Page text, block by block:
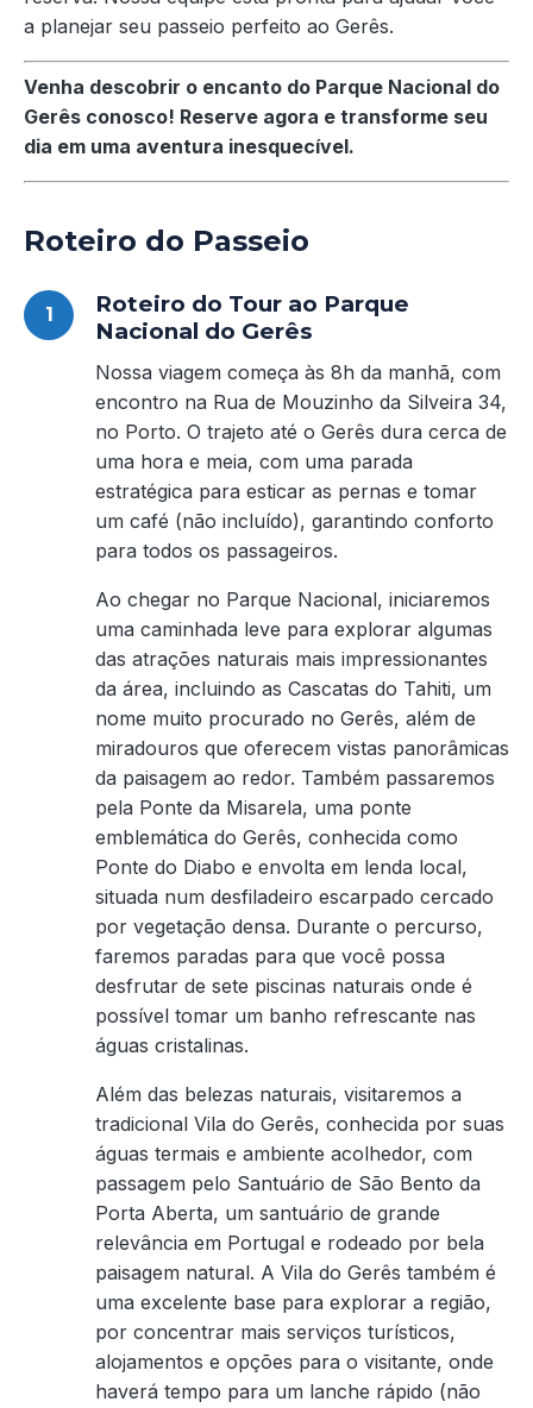
a planejar seu passeio perfeito ao Gerês.
Venha descobrir o encanto do Parque Nacional do
Gerês conosco! Reserve agora e transforme seu
dia em uma aventura inesquecível.
Roteiro do Passeio
Roteiro do Tour ao Parque
Nacional do Gerês
Nossa viagem começa às 8h da manhã, com
encontro na Rua de Mouzinho da Silveira 34,
no Porto. O trajeto até o Gerês dura cerca de
uma hora e meia, com uma parada
estratégica para esticar as pernas e tomar
um café (não incluído), garantindo conforto
para todos os passageiros.
Ao chegar no Parque Nacional, iniciaremos
uma caminhada leve para explorar algumas
das atrações naturais mais impressionantes
da área, incluindo as Cascatas do Tahiti, um
nome muito procurado no Gerês, além de
miradouros que oferecem vistas panorâmicas
da paisagem ao redor. Também passaremos
pela Ponte da Misarela, uma ponte
emblemática do Gerês, conhecida como
Ponte do Diabo e envolta em lenda local,
situada num desfiladeiro escarpado cercado
por vegetação densa. Durante o percurso,
faremos paradas para que você possa
desfrutar de sete piscinas naturais onde é
possível tomar um banho refrescante nas
águas cristalinas.
Além das belezas naturais, visitaremos a
tradicional Vila do Gerês, conhecida por suas
águas termais e ambiente acolhedor, com
passagem pelo Santuário de São Bento da
Porta Aberta, um santuário de grande
relevância em Portugal e rodeado por bela
paisagem natural. A Vila do Gerês também é
uma excelente base para explorar a região,
por concentrar mais serviços turísticos,
alojamentos e opções para o visitante, onde
haverá tempo para um lanche rápido (não